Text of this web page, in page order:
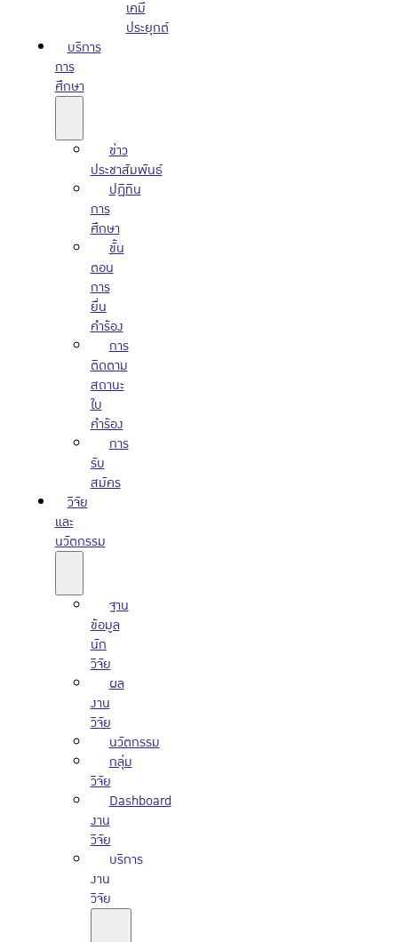
เคมี
ประยุกต์
บริการ
การ
ศึกษา
ข่าว
ประชาสัมพันธ์
ปฏิทิน
การ
ศึกษา
ขั้น
ตอน
การ
ยื่น
คำร้อง
การ
ติดตาม
สถานะ
ใบ
คำร้อง
การ
รับ
สมัคร
วิจัย
และ
นวัตกรรม
ฐาน
ข้อมูล
นัก
วิจัย
ผล
งาน
วิจัย
นวัตกรรม
กลุ่ม
วิจัย
Dashboard
งาน
วิจัย
บริการ
งาน
วิจัย